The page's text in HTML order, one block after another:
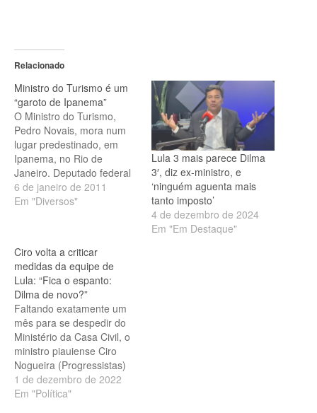
Relacionado
Ministro do Turismo é um
“garoto de Ipanema”
O Ministro do Turismo,
Pedro Novais, mora num
lugar predestinado, em
Ipanema, no Rio de
Janeiro. Deputado federal
pelo Estado do Maranhão
há várias legislaturas, o
banho pelo calçadão da
famosa praia como um
legítimo "garoto de
Ipanema". Antes de ser…
6 de janeiro de 2011
Em "Diversos"
Lula 3 mais parece Dilma
3′, diz ex-ministro, e
‘ninguém aguenta mais
tanto imposto’
4 de dezembro de 2024
Em "Em Destaque"
Ciro volta a criticar
medidas da equipe de
Lula: “Fica o espanto:
Dilma de novo?”
Faltando exatamente um
mês para se despedir do
Ministério da Casa Civil, o
ministro piauiense Ciro
Nogueira (Progressistas)
voltou a alfinetar algumas
medidas anunciadas pela
1 de dezembro de 2022
Em "Política"